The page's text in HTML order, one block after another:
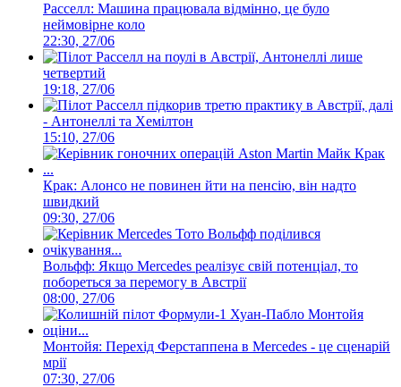
Расселл: Машина працювала відмінно, це було
неймовірне коло
22:30, 27/06
Расселл на поулі в Австрії, Антонеллі лише
четвертий
19:18, 27/06
Расселл підкорив третю практику в Австрії, далі
- Антонеллі та Хемілтон
15:10, 27/06
Крак: Алонсо не повинен йти на пенсію, він надто
швидкий
09:30, 27/06
Вольфф: Якщо Mercedes реалізує свій потенціал, то
побореться за перемогу в Австрії
08:00, 27/06
Монтойя: Перехід Ферстаппена в Mercedes - це сценарій
мрії
07:30, 27/06